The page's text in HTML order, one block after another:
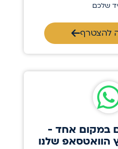
שלכם
להצטרף
במקום אחד -
הוואטסאפ שלנו